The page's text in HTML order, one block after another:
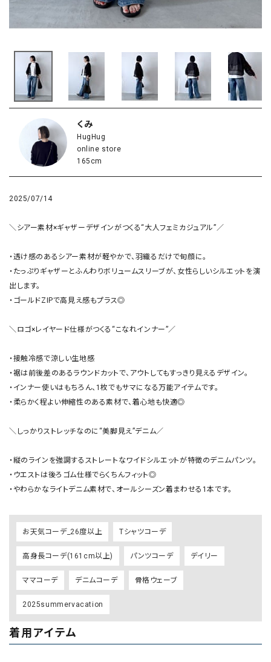
くみ
HugHug
online store
165cm
2025/07/14
＼シアー素材×ギャザーデザインがつくる“大人フェミカジュアル”／
・透け感のあるシアー素材が軽やかで、羽織るだけで旬顔に。
・たっぷりギャザーとふんわりボリュームスリーブが、女性らしいシルエットを演
出します。
・ゴールドZIPで高見え感もプラス◎
＼ロゴ×レイヤード仕様がつくる“こなれインナー”／
・接触冷感で涼しい生地感
・裾は前後差のあるラウンドカットで、アウトしてもすっきり見えるデザイン。
・インナー使いはもちろん、1枚でもサマになる万能アイテムです。
・柔らかく程よい伸縮性のある素材で、着心地も快適◎
＼しっかりストレッチなのに“美脚見え”デニム／
・縦のラインを強調するストレートなワイドシルエットが特徴のデニムパンツ。
・ウエストは後ろゴム仕様でらくちんフィット◎
お天気コーデ_26度以上 Tシャツコーデ
高身長コーデ(161cm以上) パンツコーデ デイリー
ママコーデ デニムコーデ 骨格ウェーブ
2025summervacation
着用アイテム